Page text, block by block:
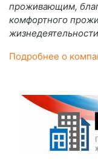
проживающим,
комфортного
Подробнее о